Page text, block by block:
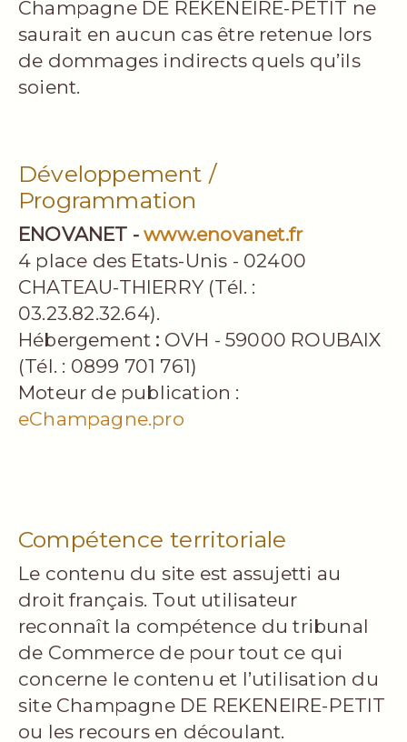
Champagne DE REKENEIRE-PETIT ne
saurait en aucun cas être retenue lors
de dommages indirects quels qu’ils
soient.
Développement /
Programmation
ENOVANET -www.enovanet.fr
4 place des Etats-Unis - 02400
CHATEAU-THIERRY (Tél. :
03.23.82.32.64).
Hébergement : OVH - 59000 ROUBAIX
(Tél. : 0899 701 761)
Moteur de publication :
eChampagne.pro
Compétence territoriale
Le contenu du site est assujetti au
droit français. Tout utilisateur
reconnaît la compétence du tribunal
de Commerce de pour tout ce qui
concerne le contenu et l’utilisation du
site Champagne DE REKENEIRE-PETIT
ou les recours en découlant.